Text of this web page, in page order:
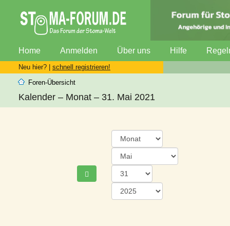
Home Anmelden Über uns Hilfe
Neu hier? | schnell registrieren!
Foren-Übersicht
Kalender – Monat – 31. Mai 2021